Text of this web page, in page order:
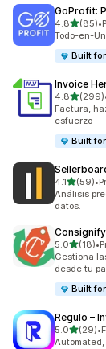
GoProfit:
4.8de 5(85)
85 •
Todo-en-
Built
Invoice
4.8de 5(299)
299
Factura,
esfuerzo
Built
4.1de 5(59)
59 reseñas
•
Análisis
datos.
Consignify
5.0de 5(18)
18 reseñas
•
Gestiona
desde tu
Built
Regulo –
5.0de 5(29)
29 reseñas
•